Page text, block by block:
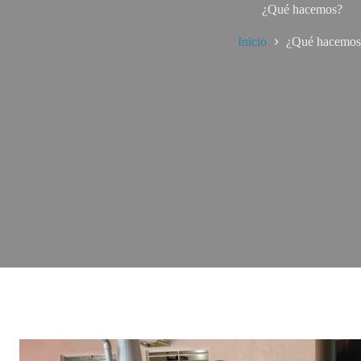
¿Qué hacemos?
Inicio ¿Qué